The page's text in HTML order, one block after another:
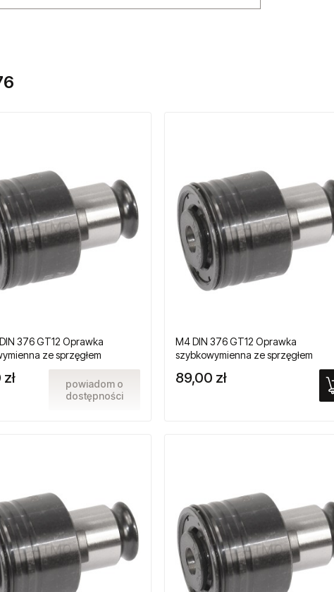
376 GT12 Oprawka
ze sprzęgłem
do gwintowników
powiadom o
dostępności
M4 DIN 376 GT12 Oprawka
szybkowymienna ze sprzęgłem
przeciążeniowym do gwintowników
maszynowych
89,00 zł